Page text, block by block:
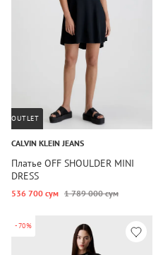
OUTLET
CALVIN KLEIN JEANS
Платье OFF SHOULDER MINI
DRESS
536 700 сум 1 789 000 сум
-70%